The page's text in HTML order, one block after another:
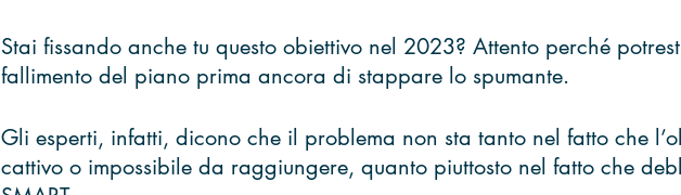
Stai fissando anche tu questo obiettivo nel 2023? Attento perché
fallimento del piano prima ancora di stappare lo spumante.
Gli esperti, infatti, dicono che il problema non sta tanto nel fatto che
cattivo o impossibile da raggiungere, quanto piuttosto nel fatto che